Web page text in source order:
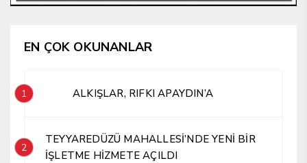
EN ÇOK OKUNANLAR
1 ALKIŞLAR, RIFKI APAYDIN’A
2
TEYYAREDÜZÜ MAHALLESİ’NDE YENİ BİR
İŞLETME HİZMETE AÇILDI